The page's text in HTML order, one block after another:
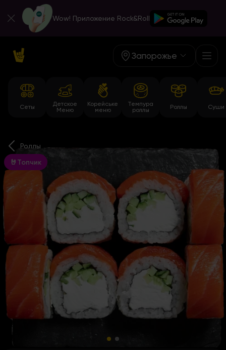
Wow! Приложение Rock&Roll
Запорожье
Сеты
Детское
Меню
Корейське
меню
Темпура
роллы
Роллы Суши
Роллы
🤘Топчик